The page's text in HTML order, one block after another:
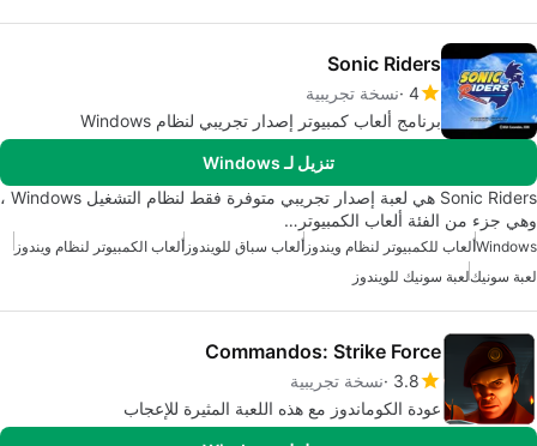
Sonic Riders
4 نسخة تجريبية
برنامج ألعاب كمبيوتر إصدار تجريبي لنظام Windows
تنزيل لـ Windows
Sonic Riders هي لعبة إصدار تجريبي متوفرة فقط لنظام التشغيل Windows ،
وهي جزء من الفئة ألعاب الكمبيوتر…
Windowsألعاب للكمبيوتر لنظام ويندوز ألعاب سباق للويندوز ألعاب الكمبيوتر لنظام ويندوز
لعبة سونيكلعبة سونيك للويندوز
Commandos: Strike Force
3.8 نسخة تجريبية
عودة الكوماندوز مع هذه اللعبة المثيرة للإعجاب